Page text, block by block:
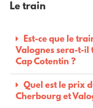
Le train
Est-ce que le
Valognes sera-t-
Cap Cotentin ?
Quel est le prix
Cherbourg et